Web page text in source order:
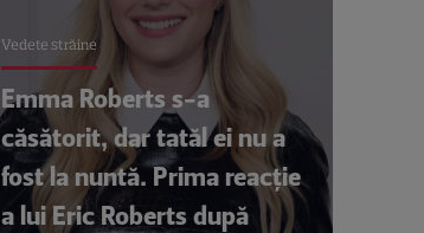
Vedete străine
Emma Roberts s-a
căsătorit, dar tatăl ei nu a
fost la nuntă. Prima reacție
a lui Eric Roberts după